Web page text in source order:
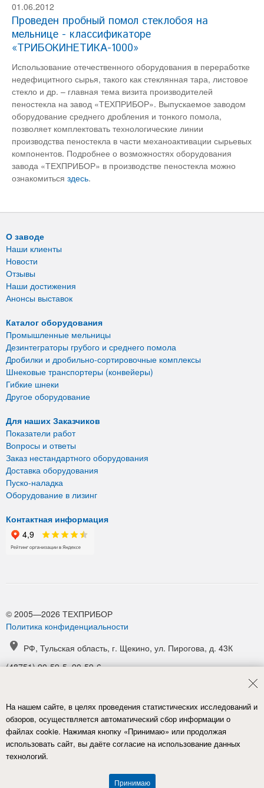
01.06.2012
Проведен пробный помол стеклобоя на
мельнице - классификаторе
«ТРИБОКИНЕТИКА-1000»
Использование отечественного оборудования в переработке
недефицитного сырья, такого как стеклянная тара, листовое
стекло и др. – главная тема визита производителей
пеностекла на завод «ТЕХПРИБОР». Выпускаемое заводом
оборудование среднего дробления и тонкого помола,
позволяет комплектовать технологические линии
производства пеностекла в части механоактивации сырьевых
компонентов. Подробнее о возможностях оборудования
завода «ТЕХПРИБОР» в производстве пеностекла можно
ознакомиться здесь.
О заводе
Наши клиенты
Новости
Отзывы
Наши достижения
Анонсы выставок
Каталог оборудования
Промышленные мельницы
Дезинтеграторы грубого и среднего помола
Дробилки и дробильно-сортировочные комплексы
Шнековые транспортеры (конвейеры)
Гибкие шнеки
Другое оборудование
Для наших Заказчиков
Показатели работ
Вопросы и ответы
Заказ нестандартного оборудования
Доставка оборудования
Пуско-наладка
Оборудование в лизинг
Контактная информация
© 2005—2026 ТЕХПРИБОР
Политика конфиденциальности
РФ, Тульская область, г. Щекино, ул. Пирогова, д. 43К
(48751) 90-59-5, 90-59-6
Карта проезда
На нашем сайте, в целях проведения статистических исследований и
обзоров, осуществляется автоматический сбор информации о
файлах cookie. Нажимая кнопку «Принимаю» или продолжая
использовать сайт, вы даёте согласие на использование данных
технологий.
Принимаю